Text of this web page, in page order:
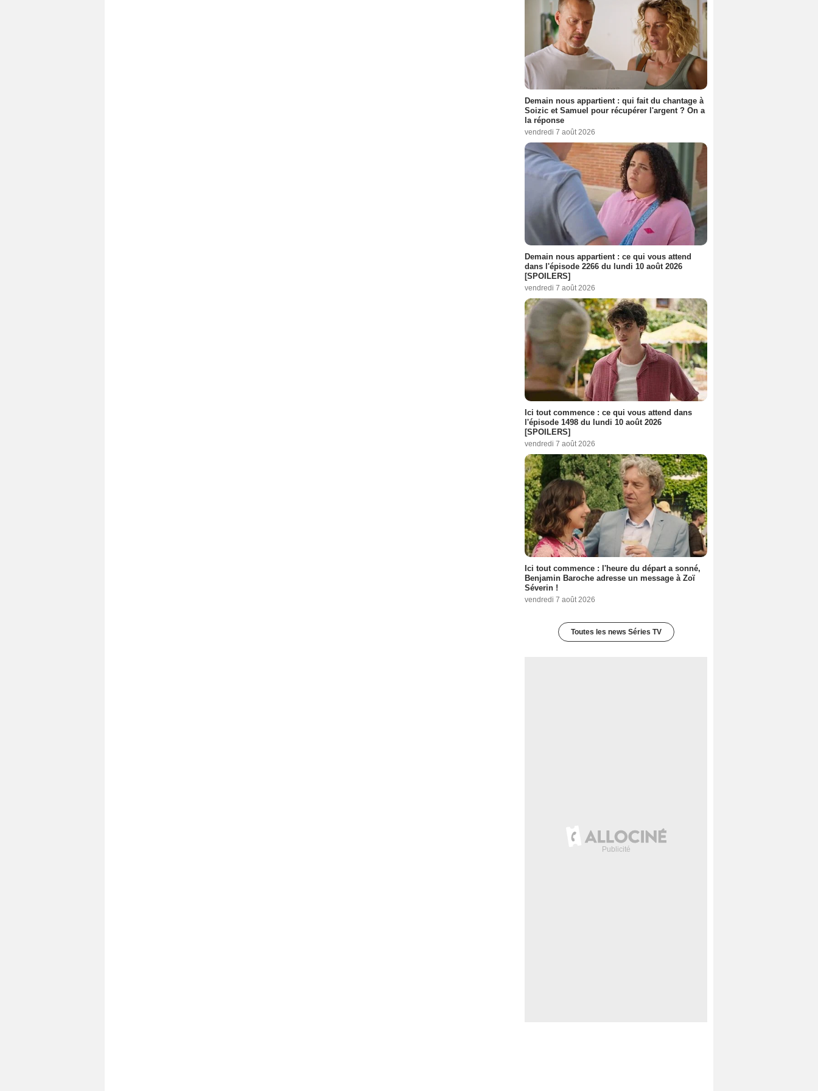
Demain nous appartient : qui fait du chantage à
Soizic et Samuel pour récupérer l'argent ? On a
la réponse
vendredi 7 août 2026
Demain nous appartient : ce qui vous attend
dans l'épisode 2266 du lundi 10 août 2026
[SPOILERS]
vendredi 7 août 2026
Ici tout commence : ce qui vous attend dans
l'épisode 1498 du lundi 10 août 2026
[SPOILERS]
vendredi 7 août 2026
Ici tout commence : l'heure du départ a sonné,
Benjamin Baroche adresse un message à Zoï
Séverin !
vendredi 7 août 2026
Toutes les news Séries TV